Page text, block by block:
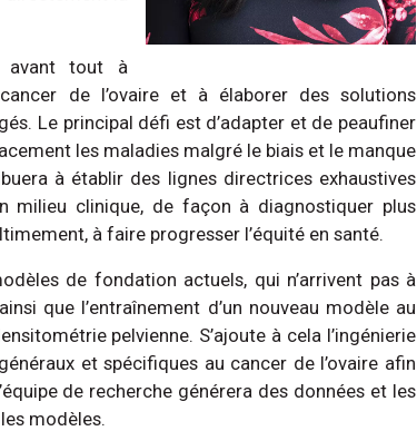
avant tout à
de l’ovaire et à élaborer des solutions
Le principal défi est d’adapter et de peaufiner
les maladies malgré le biais et le manque
à établir des lignes directrices exhaustives
milieu clinique, de façon à diagnostiquer plus
à faire progresser l’équité en santé.
de fondation actuels, qui n’arrivent pas à
que l’entraînement d’un nouveau modèle au
pelvienne. S’ajoute à cela l’ingénierie
et spécifiques au cancer de l’ovaire afin
de recherche générera des données et les
modèles.